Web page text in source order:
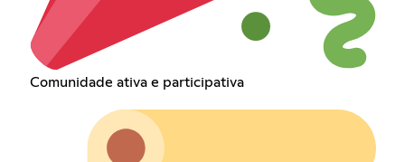
Comunidade ativa e participativa